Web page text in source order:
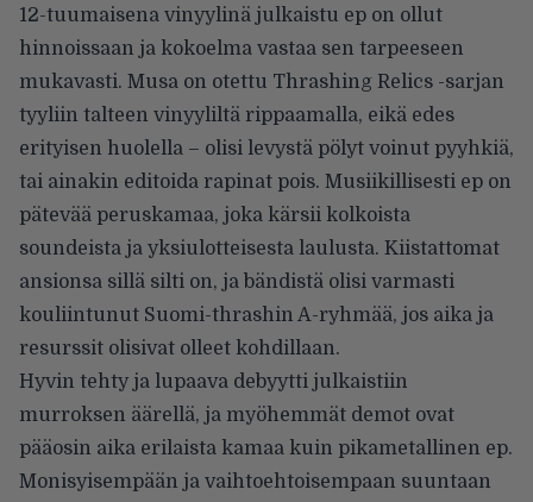
12-tuumaisena vinyylinä julkaistu ep on ollut
hinnoissaan ja kokoelma vastaa sen tarpeeseen
mukavasti. Musa on otettu Thrashing Relics -sarjan
tyyliin talteen vinyyliltä rippaamalla, eikä edes
erityisen huolella – olisi levystä pölyt voinut pyyhkiä,
tai ainakin editoida rapinat pois. Musiikillisesti ep on
pätevää peruskamaa, joka kärsii kolkoista
soundeista ja yksiulotteisesta laulusta. Kiistattomat
ansionsa sillä silti on, ja bändistä olisi varmasti
kouliintunut Suomi-thrashin A-ryhmää, jos aika ja
resurssit olisivat olleet kohdillaan.
Hyvin tehty ja lupaava debyytti julkaistiin
murroksen äärellä, ja myöhemmät demot ovat
pääosin aika erilaista kamaa kuin pikametallinen ep.
Monisyisempään ja vaihtoehtoisempaan suuntaan